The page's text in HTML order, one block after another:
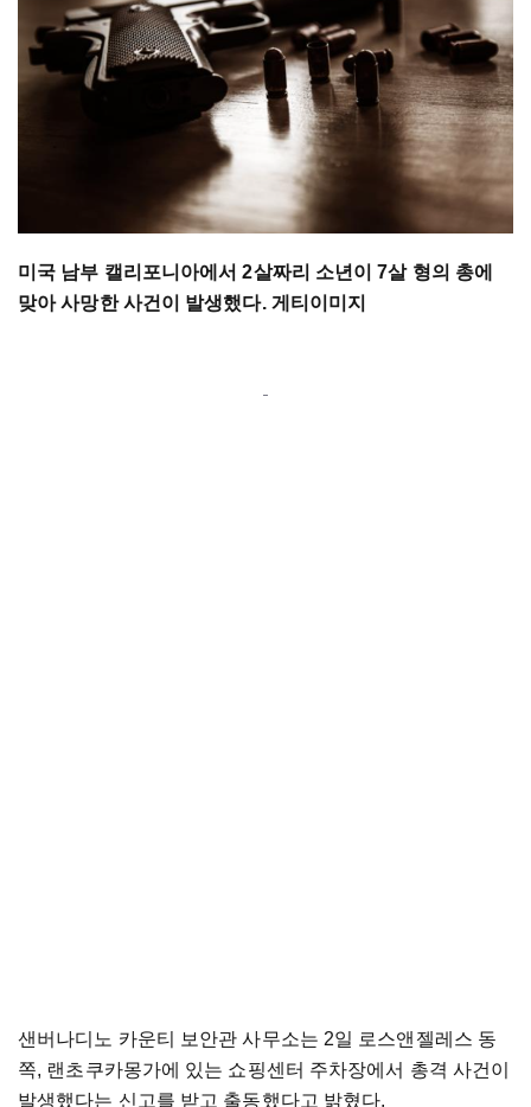
미국 남부 캘리포니아에서 2살짜리 소년이 7살 형의 총에
맞아 사망한 사건이 발생했다. 게티이미지
샌버나디노 카운티 보안관 사무소는 2일 로스앤젤레스 동
쪽, 랜초쿠카몽가에 있는 쇼핑센터 주차장에서 총격 사건이
발생했다는 신고를 받고 출동했다고 밝혔다.